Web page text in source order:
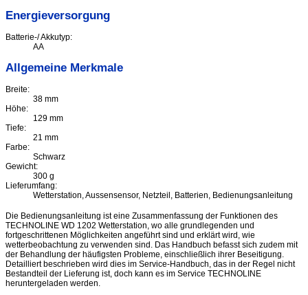
Energieversorgung
Batterie-/ Akkutyp:
AA
Allgemeine Merkmale
Breite:
38 mm
Höhe:
129 mm
Tiefe:
21 mm
Farbe:
Schwarz
Gewicht:
300 g
Lieferumfang:
Wetterstation, Aussensensor, Netzteil, Batterien, Bedienungsanleitung
Die Bedienungsanleitung ist eine Zusammenfassung der Funktionen des
TECHNOLINE WD 1202 Wetterstation, wo alle grundlegenden und
fortgeschrittenen Möglichkeiten angeführt sind und erklärt wird, wie
wetterbeobachtung zu verwenden sind. Das Handbuch befasst sich zudem mit
der Behandlung der häufigsten Probleme, einschließlich ihrer Beseitigung.
Detailliert beschrieben wird dies im Service-Handbuch, das in der Regel nicht
Bestandteil der Lieferung ist, doch kann es im Service TECHNOLINE
heruntergeladen werden.